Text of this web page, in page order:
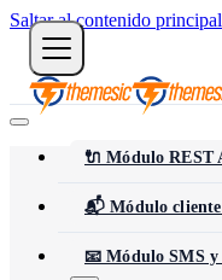
Saltar al contenido principal
🔌 Módulo REST
📬 Módulo
📧 Módulo SMS y